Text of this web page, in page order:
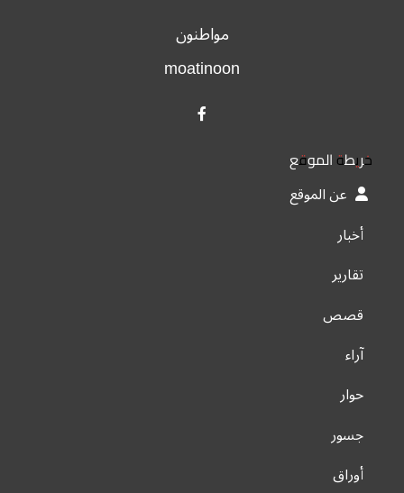
مواطنون
moatinoon
خريطة الموقع
عن الموقع
أخبار
تقارير
قصص
آراء
حوار
جسور
أوراق